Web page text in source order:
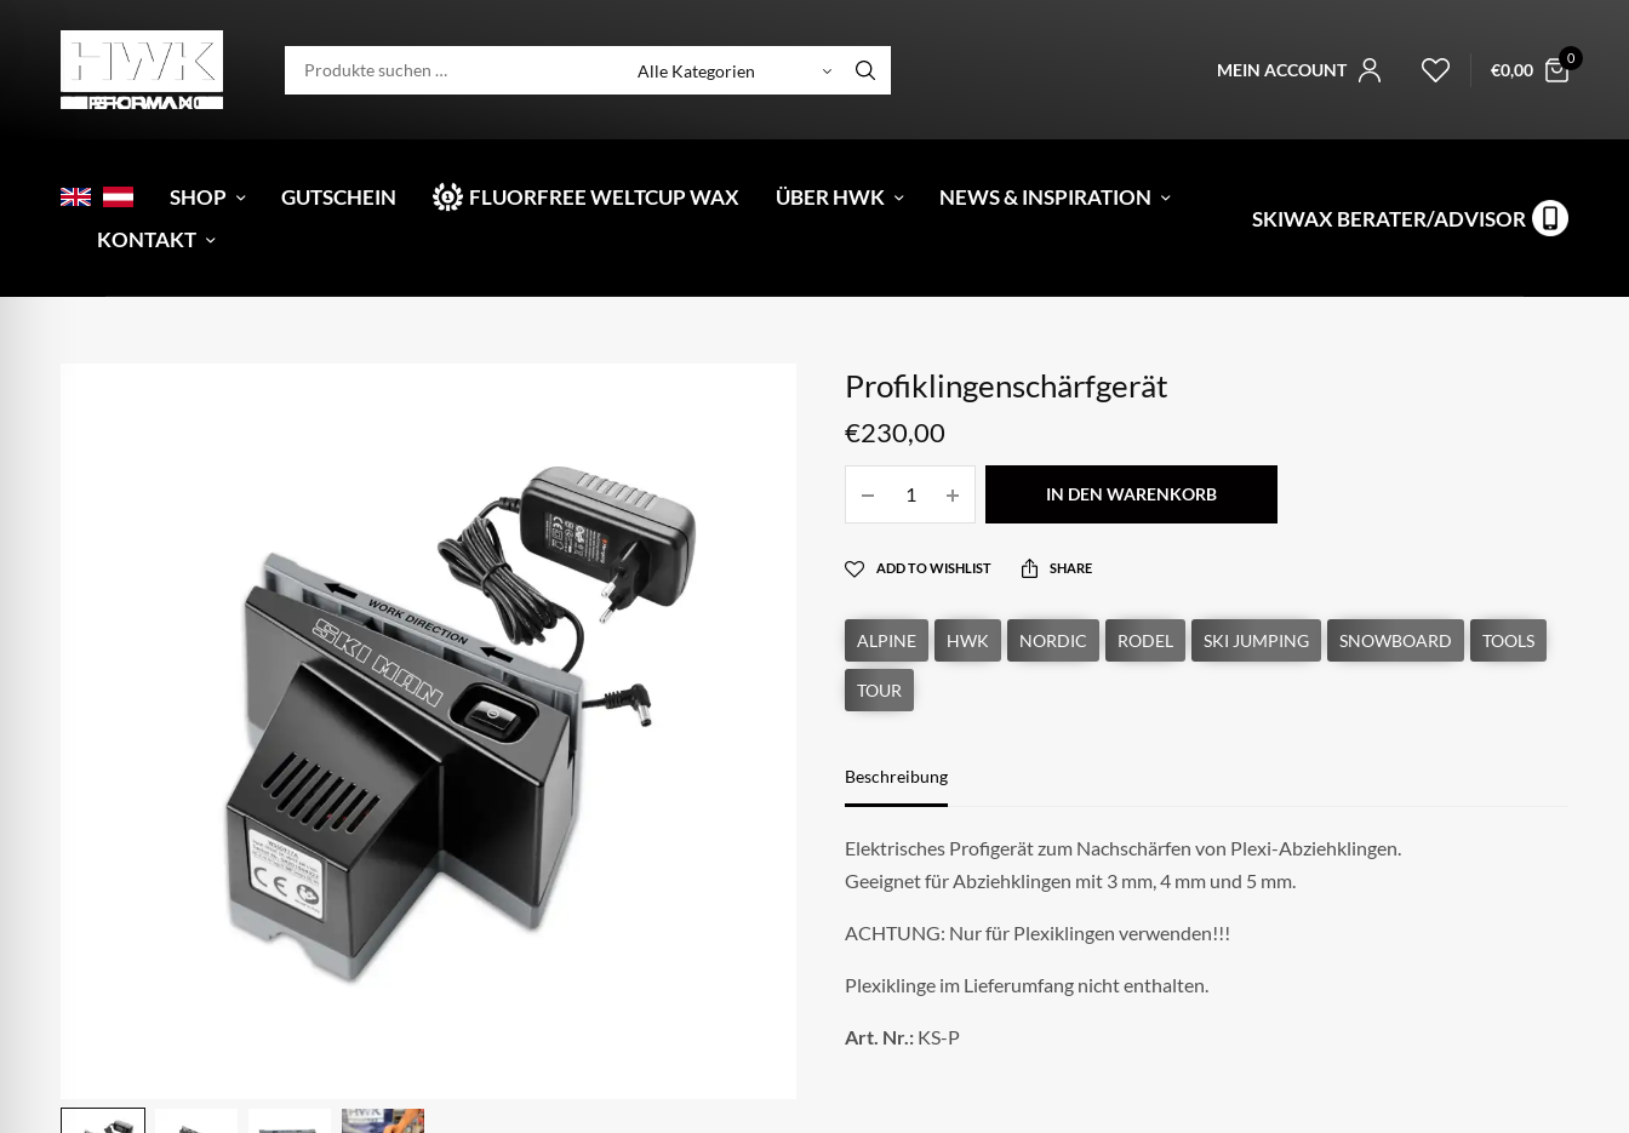
MEIN ACCOUNT €0,00
0
SHOP GUTSCHEIN FLUORFREE WELTCUP WAX ÜBER HWK
NEWS & INSPIRATION
KONTAKT
SKIWAX BERATER/ADVISOR
Profiklingenschärfgerät
€230,00
IN DEN WARENKORB
ADD TO WISHLIST SHARE
Beschreibung
Elektrisches Profigerät zum Nachschärfen von Plexi-Abziehklingen.
Geeignet für Abziehklingen mit 3 mm, 4 mm und 5 mm.
ACHTUNG: Nur für Plexiklingen verwenden!!!
Plexiklinge im Lieferumfang nicht enthalten.
Art. Nr.: KS-P